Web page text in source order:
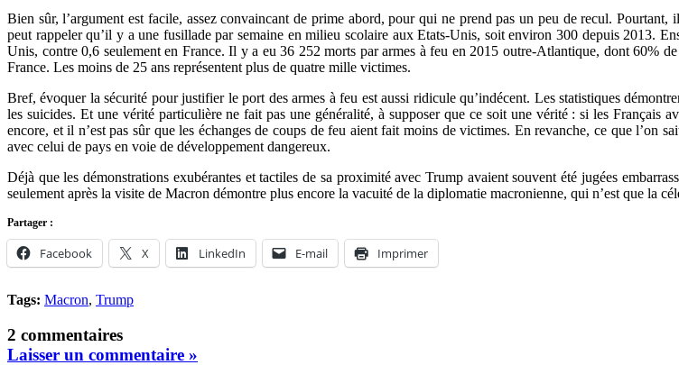
Bien sûr, l’argument est facile, assez convaincant de prime abord, pour qui ne prend pas un peu de recul.
peut rappeler qu’il y a une fusillade par semaine en milieu scolaire aux Etats-Unis, soit environ 300 depuis 2013.
Unis, contre 0,6 seulement en France. Il y a eu 36 252 morts par armes à feu en 2015 outre-Atlantique, dont 60%
France. Les moins de 25 ans représentent plus de quatre mille victimes.
Bref, évoquer la sécurité pour justifier le port des armes à feu est aussi ridicule qu’indécent. Les statistiques
les suicides. Et une vérité particulière ne fait pas une généralité, à supposer que ce soit une vérité : si les Français
encore, et il n’est pas sûr que les échanges de coups de feu aient fait moins de victimes. En revanche, ce que l’on
avec celui de pays en voie de développement dangereux.
Déjà que les démonstrations exubérantes et tactiles de sa proximité avec Trump avaient souvent été jugées
seulement après la visite de Macron démontre plus encore la vacuité de la diplomatie macronienne, qui n’est que la
Partager :
Facebook X LinkedIn E-mail Imprimer
Tags: Macron, Trump
2 commentaires
Laisser un commentaire »